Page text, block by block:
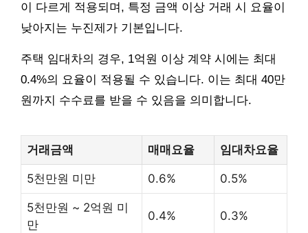
이 다르게 적용되며, 특정 금액 이상 거래 시 요율이
낮아지는 누진제가 기본입니다.
주택 임대차의 경우, 1억원 이상 계약 시에는 최대
0.4%의 요율이 적용될 수 있습니다. 이는 최대 40만
원까지 수수료를 받을 수 있음을 의미합니다.
거래금액 매매요율 임대차요율
5천만원 미만 0.6% 0.5%
5천만원 ~ 2억원 미
만
0.4% 0.3%